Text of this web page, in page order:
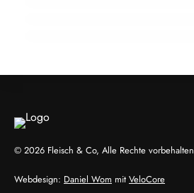
© 2026 Fleisch & Co, Alle Rechte vorbehalten
Webdesign: Daniel Wom mit VeloCore